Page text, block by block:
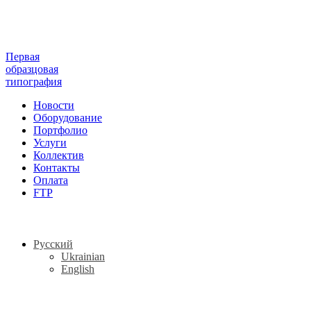
Первая
образцовая
типография
Новости
Оборудование
Портфолио
Услуги
Коллектив
Контакты
Оплата
FTP
Русский
Ukrainian
English